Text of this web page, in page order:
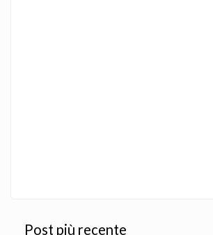
Post più recente